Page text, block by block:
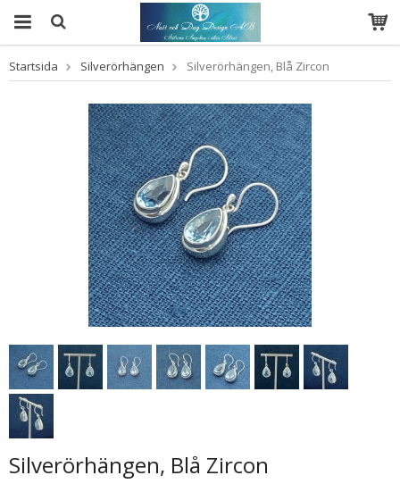
Startsida Silverörhängen Silverörhängen, Blå Zircon
Silverörhängen, Blå Zircon